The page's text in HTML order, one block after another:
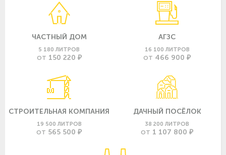
ЧАСТНЫЙ ДОМ
5 180 ЛИТРОВ
ОТ 150 220 ₽
АГЗС
16 100 ЛИТРОВ
ОТ 466 900 ₽
СТРОИТЕЛЬНАЯ КОМПАНИЯ
19 500 ЛИТРОВ
ОТ 565 500 ₽
ДАЧНЫЙ ПОСЁЛОК
38 200 ЛИТРОВ
ОТ 1 107 800 ₽